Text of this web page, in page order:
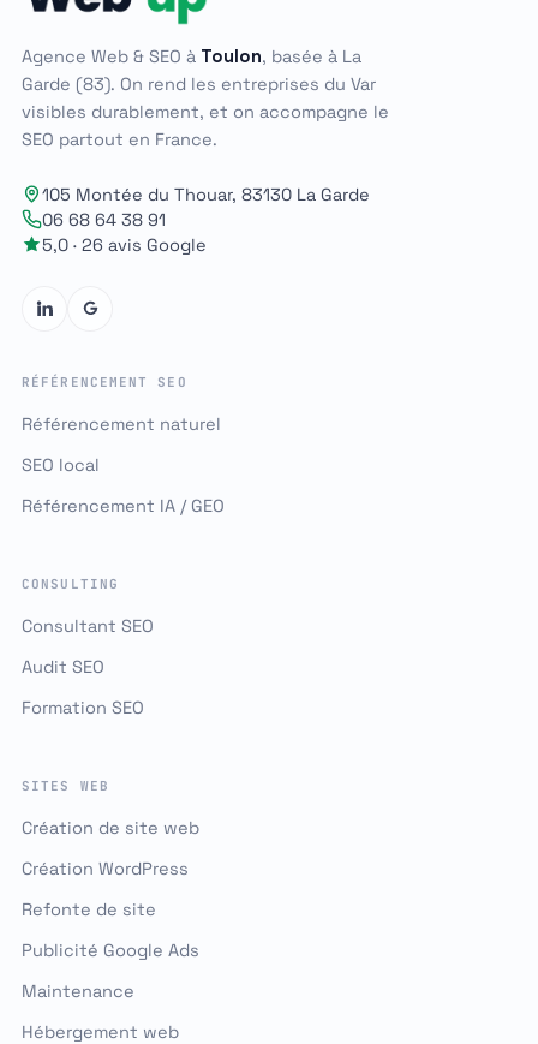
Agence Web & SEO à Toulon, basée à La
Garde (83). On rend les entreprises du Var
visibles durablement, et on accompagne le
SEO partout en France.
105 Montée du Thouar, 83130 La Garde
06 68 64 38 91
5,0 · 26 avis Google
RÉFÉRENCEMENT SEO
Référencement naturel
SEO local
Référencement IA / GEO
CONSULTING
Consultant SEO
Audit SEO
Formation SEO
SITES WEB
Création de site web
Création WordPress
Refonte de site
Publicité Google Ads
Maintenance
Hébergement web